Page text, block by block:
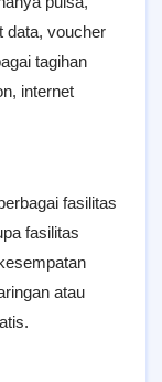
data, voucher
tagihan
internet
fasilitas
fasilitas
atau